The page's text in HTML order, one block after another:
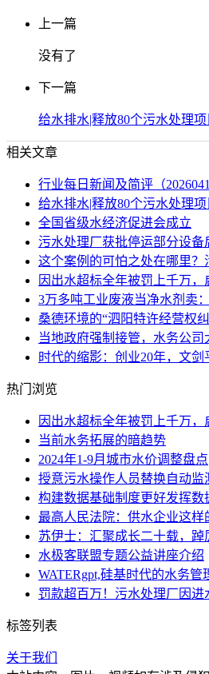
上一篇
没有了
下一篇
给水排水|释放80个污水处理
相关文章
行业每日新闻及简评（
给水排水|释放80个污水处理
全国省级水经济促进会成立
污水处理厂获批停运部分设备
这个案例的可怕之处在哪里？
因出水超标全年被罚上千万，
3万多吨工业废液当净水剂卖
桑德环境的“泗阳特许经营权
当地政府强制接管，水务公
时代的缩影：创业20年，文
热门浏览
因出水超标全年被罚上千万，
当前水务拓展的暗趋势
2024年1-9月城市水价调整盘点
授意污水操作人员替换自动监
构建数据基础制度更好发挥数
最高人民法院：供水企业这样
苏伊士：汇聚成长二十载，踔
水极客联盟专题公益讲座介绍
WATERgpt,硅基时代的水务管
罚款超百万！污水处理厂因进
标签列表
关于我们